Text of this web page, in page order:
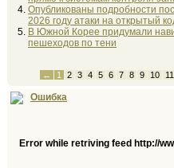
Опубликованы подробности
2026 году атаки на открытый
В Южной Корее придумали
пешеходов по тени
← 1 2 3 4 5 6 7 8 9 10 11
Ошибка
Error while retriving feed http://